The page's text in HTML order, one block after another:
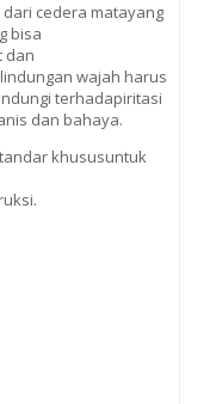
cedera matayang
bisa
dan
wajah harus
terhadapiritasi
dan bahaya.
khususuntuk